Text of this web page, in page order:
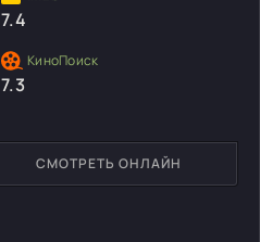
СМОТРЕТЬ ОНЛАЙН
7.4
7.3